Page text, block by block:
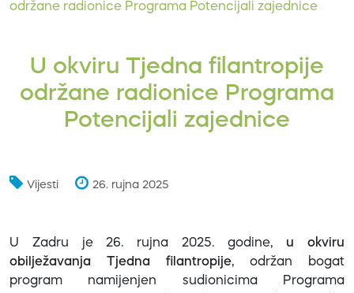
održane radionice Programa Potencijali zajednice
U okviru Tjedna filantropije
održane radionice Programa
Potencijali zajednice
Vijesti 26. rujna 2025
U Zadru je 26. rujna 2025. godine, u okviru
obilježavanja Tjedna filantropije, održan bogat
program namijenjen sudionicima Programa